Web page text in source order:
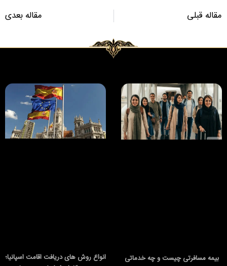
مقاله قبلی مقاله بعدی
بیمه مسافرتی چیست و چه خدماتی
انواع روش های دریافت اقامت اسپانیا؛